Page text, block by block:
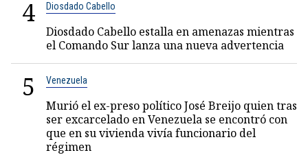
4 Diosdado Cabello
Diosdado Cabello estalla en amenazas mientras
el Comando Sur lanza una nueva advertencia
5 Venezuela
Murió el ex-preso político José Breijo quien tras
ser excarcelado en Venezuela se encontró con
que en su vivienda vivía funcionario del
régimen